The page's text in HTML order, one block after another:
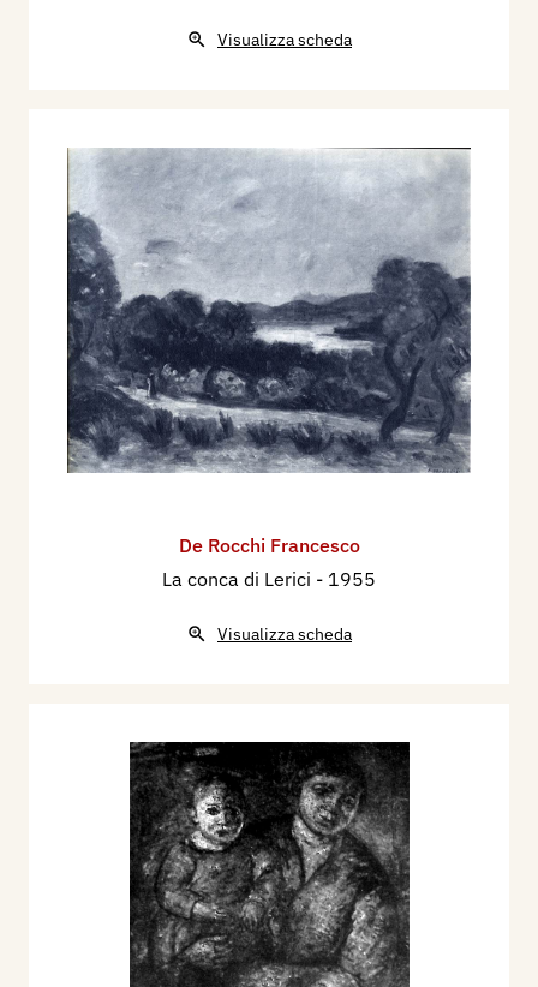
Visualizza scheda
De Rocchi Francesco
La conca di Lerici - 1955
Visualizza scheda